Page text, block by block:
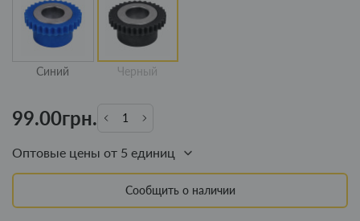
Синий Черный
99.00грн.
Оптовые цены от 5 единиц
Сообщить о наличии